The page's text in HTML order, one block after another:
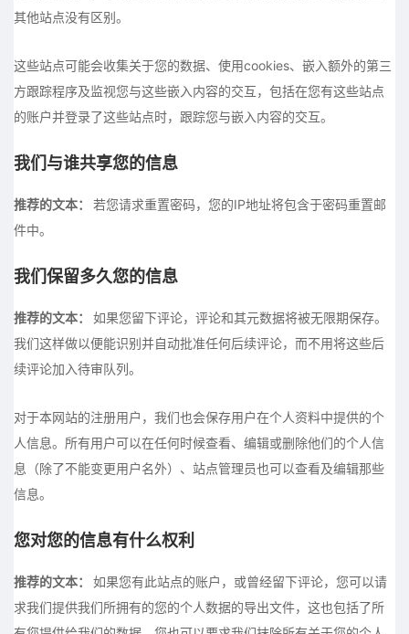
其他站点没有区别。
这些站点可能会收集关于您的数据、使用cookies、嵌入额外的第三
方跟踪程序及监视您与这些嵌入内容的交互，包括在您有这些站点
的账户并登录了这些站点时，跟踪您与嵌入内容的交互。
我们与谁共享您的信息
推荐的文本： 若您请求重置密码，您的IP地址将包含于密码重置邮
件中。
我们保留多久您的信息
推荐的文本： 如果您留下评论，评论和其元数据将被无限期保存。
我们这样做以便能识别并自动批准任何后续评论，而不用将这些后
续评论加入待审队列。
对于本网站的注册用户，我们也会保存用户在个人资料中提供的个
人信息。所有用户可以在任何时候查看、编辑或删除他们的个人信
息（除了不能变更用户名外）、站点管理员也可以查看及编辑那些
信息。
您对您的信息有什么权利
推荐的文本： 如果您有此站点的账户，或曾经留下评论，您可以请
求我们提供我们所拥有的您的个人数据的导出文件，这也包括了所